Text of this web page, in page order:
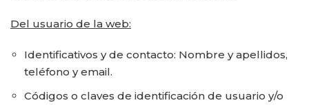
Del usuario de la web:
Identificativos y de contacto: Nombre y apellidos,
teléfono y email.
Códigos o claves de identificación de usuario y/o